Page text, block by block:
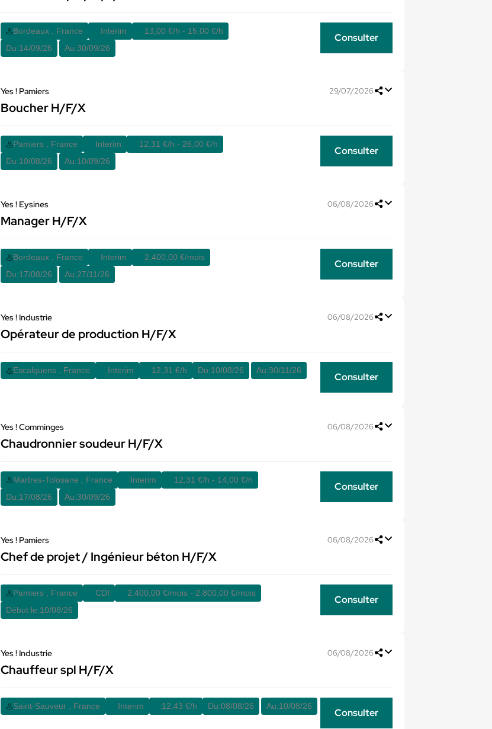
Bordeaux , France Interim
13,00 €/h - 15,00 €/h
Du:14/09/26 Au:30/09/26
Consulter
Yes ! Pamiers 29/07/2026
Boucher H/F/X
Pamiers , France Interim
12,31 €/h - 26,00 €/h
Du:10/08/26 Au:10/09/26
Consulter
Yes ! Eysines 06/08/2026
Manager H/F/X
Bordeaux , France Interim
2.400,00 €/mois
Du:17/08/26 Au:27/11/26
Consulter
Yes ! Industrie 06/08/2026
Opérateur de production H/F/X
Escalquens , France Interim 12,31 €/h Du:10/08/26 Au:30/11/26
Consulter
Yes ! Comminges 06/08/2026
Chaudronnier soudeur H/F/X
Martres-Tolosane , France Interim
12,31 €/h - 14,00 €/h
Du:17/08/26 Au:30/09/26
Consulter
Yes ! Pamiers 06/08/2026
Chef de projet / Ingénieur béton H/F/X
Pamiers , France CDI
2.400,00 €/mois - 2.800,00 €/mois
Début le:10/08/26
Consulter
Yes ! Industrie 06/08/2026
Chauffeur spl H/F/X
Saint-Sauveur , France Interim 12,43 €/h Du:08/08/26 Au:10/08/26
Consulter